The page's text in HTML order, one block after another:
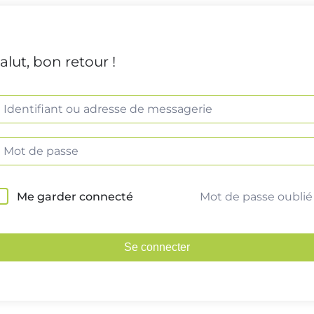
bon retour !
Me garder connecté Mot de passe oublié
Se connecter